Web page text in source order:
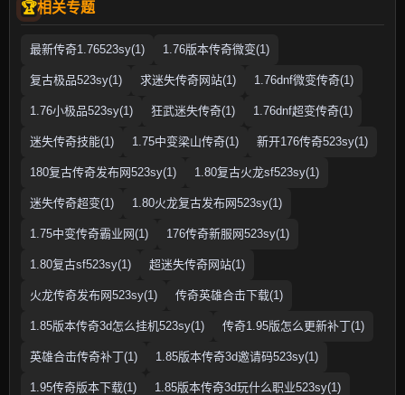
相关专题
最新传奇1.76523sy(1) 1.76版本传奇微变(1)
复古极品523sy(1) 求迷失传奇网站(1) 1.76dnf微变传奇(1)
1.76小极品523sy(1) 狂武迷失传奇(1) 1.76dnf超变传奇(1)
迷失传奇技能(1) 1.75中变梁山传奇(1) 新开176传奇523sy(1)
180复古传奇发布网523sy(1) 1.80复古火龙sf523sy(1)
迷失传奇超变(1) 1.80火龙复古发布网523sy(1)
1.75中变传奇霸业网(1) 176传奇新服网523sy(1)
1.80复古sf523sy(1) 超迷失传奇网站(1)
火龙传奇发布网523sy(1) 传奇英雄合击下载(1)
1.85版本传奇3d怎么挂机523sy(1) 传奇1.95版怎么更新补丁(1)
英雄合击传奇补丁(1) 1.85版本传奇3d邀请码523sy(1)
1.95传奇版本下载(1) 1.85版本传奇3d玩什么职业523sy(1)